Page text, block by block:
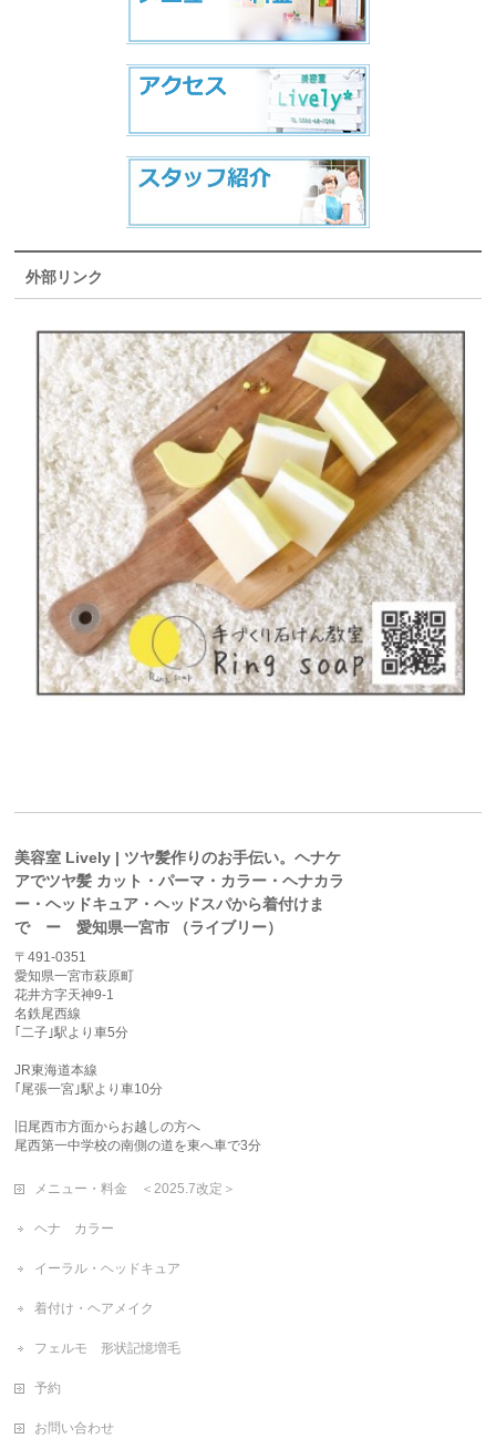
外部リンク
美容室 Lively | ツヤ髪作りのお手伝い。ヘナケ
アでツヤ髪 カット・パーマ・カラー・ヘナカラ
ー・ヘッドキュア・ヘッドスパから着付けま
で ー 愛知県一宮市 （ライブリー）
〒491-0351
愛知県一宮市萩原町
花井方字天神9-1
名鉄尾西線
｢二子｣駅より車5分
JR東海道本線
｢尾張一宮｣駅より車10分
旧尾西市方面からお越しの方へ
尾西第一中学校の南側の道を東へ車で3分
メニュー・料金 ＜2025.7改定＞
ヘナ カラー
イーラル・ヘッドキュア
着付け・ヘアメイク
フェルモ 形状記憶増毛
予約
お問い合わせ